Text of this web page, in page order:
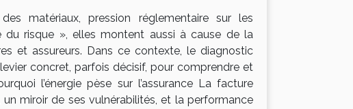
matériaux, pression réglementaire sur les
du risque », elles montent aussi à cause de la
et assureurs. Dans ce contexte, le diagnostic
concret, parfois décisif, pour comprendre et
l’énergie pèse sur l’assurance La facture
un miroir de ses vulnérabilités, et la performance